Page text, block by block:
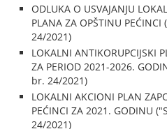
ODLUKA O USVAJANJU
PLANA ZA OPŠTINU
24/2021)
LOKALNI ANTIKORUPCIJSKI
ZA PERIOD 2021-2026.
br. 24/2021)
LOKALNI AKCIONI PLAN
PEĆINCI ZA 2021. GODINU
24/2021)